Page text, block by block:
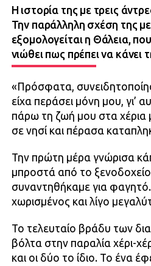
Η ιστορία της με τρεις
Την παράλληλη σχέση της με
εξομολογείται η Θάλεια,
νιώθει πως πρέπει να κάνει
«Πρόσφατα,
είχα περάσει μόνη μου, γι’
πάρω τη ζωή μου στα χέρια
σε νησί και πέρασα
Την πρώτη μέρα γνώρισα
μπροστά από το ξενοδοχείο
συναντηθήκαμε για
χωρισμένος και λίγο
Το τελευταίο βράδυ των
βόλτα στην παραλία χέρι-
και οι δύο το ίδιο. Το ένα